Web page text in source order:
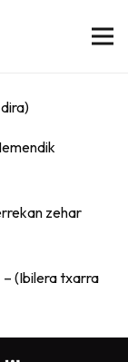
zehar
– (Ibilera txarra